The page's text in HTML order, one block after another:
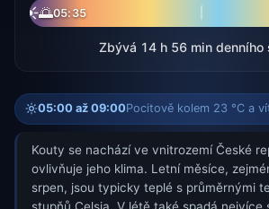
🌅05:35
☀
Zbývá 14 h 56 min denního
05:00 až 09:00Pocitově kolem 23 °C a
Kouty se nachází ve vnitrozemí České
ovlivňuje jeho klima. Letní měsíce,
srpen, jsou typicky teplé s průměrnými